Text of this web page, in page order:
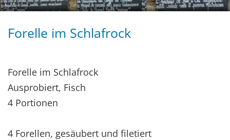
Forelle im Schlafrock
Forelle im Schlafrock
Ausprobiert, Fisch
4 Portionen
4 Forellen, gesäubert und filetiert